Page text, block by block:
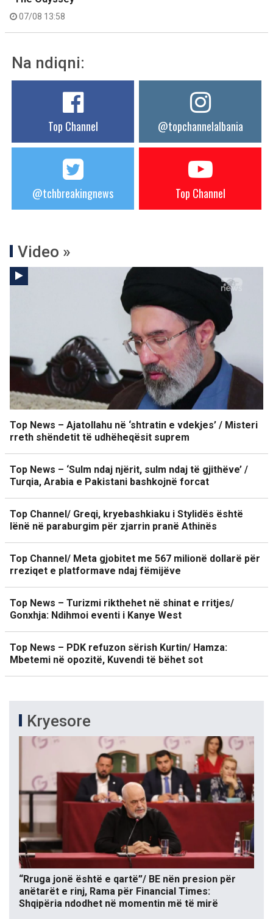
07/08 13:58
Na ndiqni:
Top Channel @topchannelalbania
@tchbreakingnews Top Channel
Video »
Top News – Ajatollahu në ‘shtratin e vdekjes’ / Misteri
rreth shëndetit të udhëheqësit suprem
Top News – ‘Sulm ndaj njërit, sulm ndaj të gjithëve’ /
Turqia, Arabia e Pakistani bashkojnë forcat
Top Channel/ Greqi, kryebashkiaku i Stylidës është
lënë në paraburgim për zjarrin pranë Athinës
Top Channel/ Meta gjobitet me 567 milionë dollarë për
rreziqet e platformave ndaj fëmijëve
Top News – Turizmi rikthehet në shinat e rritjes/
Gonxhja: Ndihmoi eventi i Kanye West
Top News – PDK refuzon sërish Kurtin/ Hamza:
Mbetemi në opozitë, Kuvendi të bëhet sot
Kryesore
“Rruga jonë është e qartë”/ BE nën presion për
anëtarët e rinj, Rama për Financial Times:
Shqipëria ndodhet në momentin më të mirë